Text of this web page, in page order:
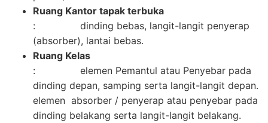
Ruang Kantor tapak terbuka
: dinding bebas, langit-langit penyerap
(absorber), lantai bebas.
Ruang Kelas
: elemen Pemantul atau Penyebar pada
dinding depan, samping serta langit-langit depan.
elemen absorber / penyerap atau penyebar pada
dinding belakang serta langit-langit belakang.